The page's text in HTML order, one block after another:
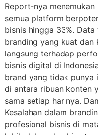
Report-nya
semua platform
bisnis hingga 33%.
branding yang kuat dan
langsung terhadap
bisnis digital di
brand yang tidak punya
di antara ribuan konten
sama setiap harinya.
Kesalahan dalam
profesional bisnis di